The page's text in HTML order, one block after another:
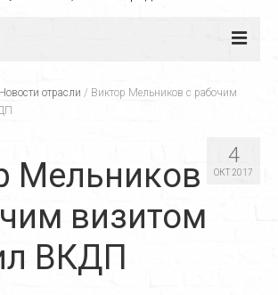
дверей
Новости отрасли / Виктор Мельников с рабочим
4
ОКТ 2017
Мельников
визитом
ВКДП